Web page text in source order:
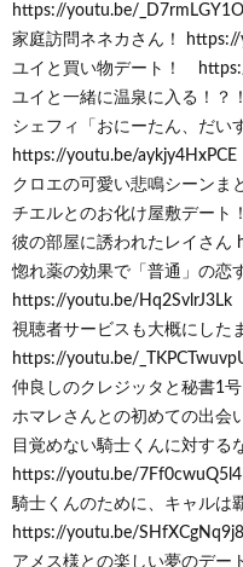
https://youtu.be/
家庭訪問ネネカさん！
ユイと買い物デート！
ユイと一緒に温泉に入る！
シェフィ「おにーたん、だい
https://youtu.be/aykjy4HxPCE
クロエの可愛い悲鳴シーン
チエルとのお化け屋敷デー
彼の部屋に誘われたレイさん
惚れ薬の効果で「普通」の恋
https://youtu.be/Hq2SvlrJ3Lk
視聴者サービスも大概にした
https://youtu.be/
仲良しのクレジッタと秘書1
ホマレさんとの初めての出会
目覚めない騎士くんに対す
https://youtu.be/7Ff0cwuQ5l4
騎士くんのために、キャルは
https://youtu.be/SHfXCgNq9j8
アメス様との楽しい夢のデー